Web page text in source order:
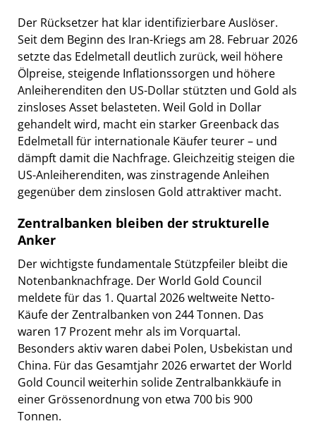
Der Rücksetzer hat klar identifizierbare Auslöser.
Seit dem Beginn des Iran-Kriegs am 28. Februar 2026
setzte das Edelmetall deutlich zurück, weil höhere
Ölpreise, steigende Inflationssorgen und höhere
Anleiherenditen den US-Dollar stützten und Gold als
zinsloses Asset belasteten. Weil Gold in Dollar
gehandelt wird, macht ein starker Greenback das
Edelmetall für internationale Käufer teurer – und
dämpft damit die Nachfrage. Gleichzeitig steigen die
US-Anleiherenditen, was zinstragende Anleihen
gegenüber dem zinslosen Gold attraktiver macht.
Zentralbanken bleiben der strukturelle
Anker
Der wichtigste fundamentale Stützpfeiler bleibt die
Notenbanknachfrage. Der World Gold Council
meldete für das 1. Quartal 2026 weltweite Netto-
Käufe der Zentralbanken von 244 Tonnen. Das
waren 17 Prozent mehr als im Vorquartal.
Besonders aktiv waren dabei Polen, Usbekistan und
China. Für das Gesamtjahr 2026 erwartet der World
Gold Council weiterhin solide Zentralbankkäufe in
einer Grössenordnung von etwa 700 bis 900
Tonnen.